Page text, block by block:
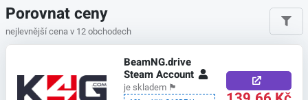
Porovnat ceny
nejlevnější cena v 12 obchodech
BeamNG.drive
Steam Account
je skladem 🏴